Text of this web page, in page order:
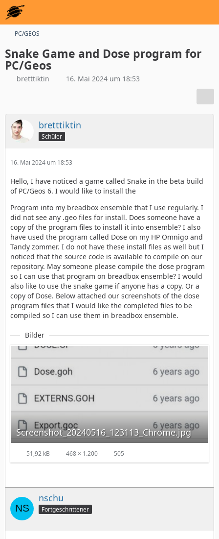
PC/GEOS
Snake Game and Dose program for
PC/Geos
bretttiktin 16. Mai 2024 um 18:53
bretttiktin
Schüler
16. Mai 2024 um 18:53
Hello, I have noticed a game called Snake in the beta build
of PC/Geos 6. I would like to install the
Program into my breadbox ensemble that I use regularly. I
did not see any .geo files for install. Does someone have a
copy of the program files to install it into ensemble? I also
have used the program called Dose on my HP Omnigo and
Tandy zommer. I do not have these install files as well but I
noticed that the source code is available to compile on our
repository. May someone please compile the dose program
so I can use that program on breadbox ensemble? I would
also like to use the snake game if anyone has a copy. Or a
copy of Dose. Below attached our screenshots of the dose
program files that I would like the completed files to be
compiled so I can use them in breadbox ensemble.
Bilder
Screenshot_20240516_123113_Chrome.jpg
51,92 kB 468 × 1.200 505
nschu
Fortgeschrittener